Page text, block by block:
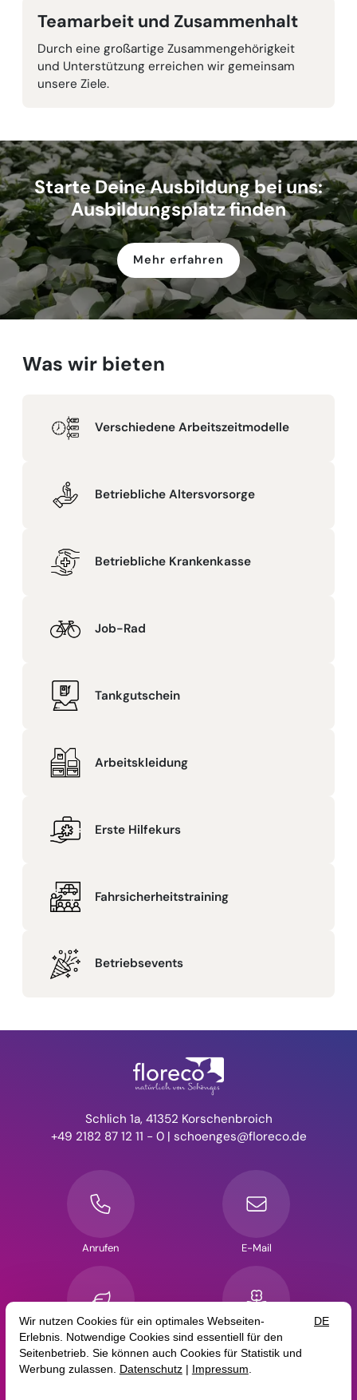
Teamarbeit und Zusammenhalt
Durch eine großartige Zusammengehörigkeit
und Unterstützung erreichen wir gemeinsam
unsere Ziele.
Starte Deine Ausbildung bei uns:
Ausbildungsplatz finden
Mehr erfahren
Was wir bieten
Verschiedene Arbeitszeitmodelle
Betriebliche Altersvorsorge
Betriebliche Krankenkasse
Job-Rad
Tankgutschein
Arbeitskleidung
Erste Hilfekurs
Fahrsicherheitstraining
Betriebsevents
Schlich 1a 41352 Korschenbroich
+49 2182 87 12 11 - 0
schoenges@floreco.de
Anrufen E-Mail
Anfrage Jobs